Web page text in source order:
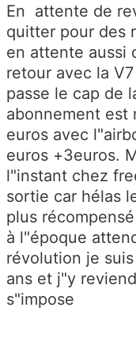
En attente de
quitter pour des
en attente aussi
retour avec la
passe le cap de
abonnement est
euros avec
euros +3euros.
l"instant chez
sortie car hélas
plus
à l"époque
révolution je
ans et j"y
s"impose